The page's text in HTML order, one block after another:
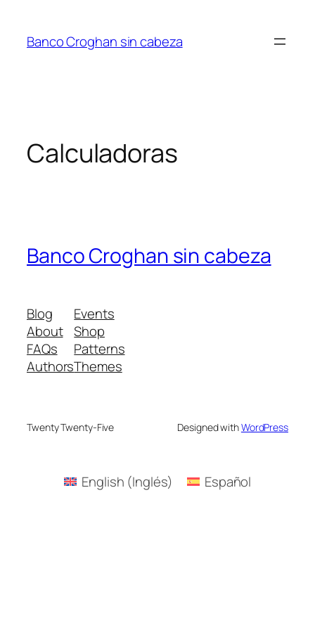
contenido
Banco Croghan sin cabeza
Calculadoras
Banco Croghan sin cabeza
Blog
About
FAQs
Authors
Events
Shop
Patterns
Themes
Twenty Twenty-Five Designed withWordPress
English (Inglés) Español